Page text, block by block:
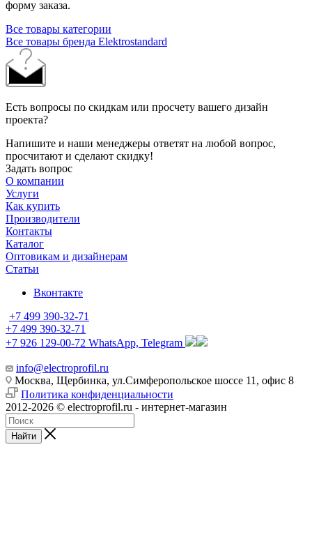
форму заказа.
Все товары категории
Все товары бренда Elektrostandard
Есть вопросы по скидкам или просчету вашего дизайн
проекта?
Напишите и наши менеджеры ответят на любой вопрос,
просчитают и сделают скидку!
Задать вопрос
О компании
Услуги
Как купить
Производители
Контакты
Каталог
Оптовикам и дизайнерам
Статьи
Вконтакте
+7 499 390-32-71
+7 499 390-32-71
+7 926 129-00-72 WhatsApp, Telegram
info@electroprofil.ru
Москва, Щербинка, ул.Симферопольское шоссе 11, офис 8
Политика конфиденциальности
2012-2026 © electroprofil.ru - интернет-магазин
Найти